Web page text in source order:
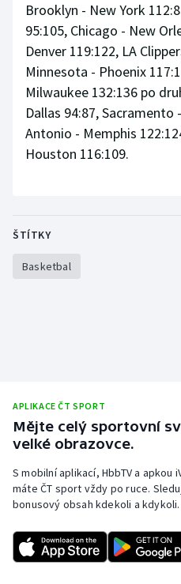
Brooklyn - New York
95:105, Chicago - New
Denver 119:122, LA
Minnesota - Phoenix
Milwaukee 132:136 po
Dallas 94:87, Sacramento
Antonio - Memphis
Houston 116:109.
ŠTÍTKY
Basketbal
APLIKACE ČT SPORT
Mějte celý sportovní
velké obrazovce.
S mobilní aplikací, HbbTV a
máte ČT sport vždy po ruce.
bonusový obsah kdekoli a kdykoli.